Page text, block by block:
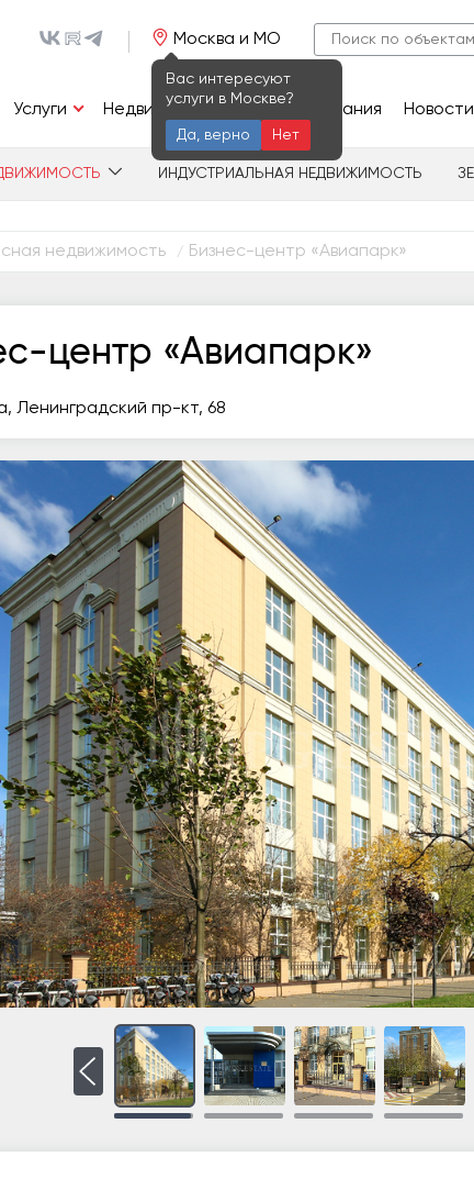
Москва и МО
Вас интересуют
услуги в Москве?
Да, верно Нет
Услуги Недвижимость Исследования
ИНДУСТРИАЛЬНАЯ НЕДВИЖИМОСТЬ
недвижимость / Бизнес-центр «Авиапарк»
центр «Авиапарк»
Ленинградский пр-кт, 68